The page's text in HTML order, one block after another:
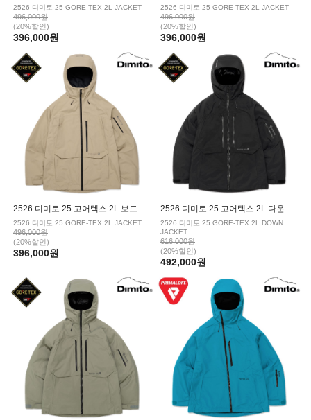
2526 디미토 25 GORE-TEX 2L JACKET
496,000원
(20%할인)
396,000원
2526 디미토 25 GORE-TEX 2L JACKET
496,000원
(20%할인)
396,000원
2526 디미토 25 고어텍스 2L 보드복 자켓 TAUPE
2526 디미토 25 GORE-TEX 2L JACKET
496,000원
(20%할인)
396,000원
2526 디미토 25 고어텍스 2L 다운 보드복 자켓 BLACK
2526 디미토 25 GORE-TEX 2L DOWN
JACKET
616,000원
(20%할인)
492,000원